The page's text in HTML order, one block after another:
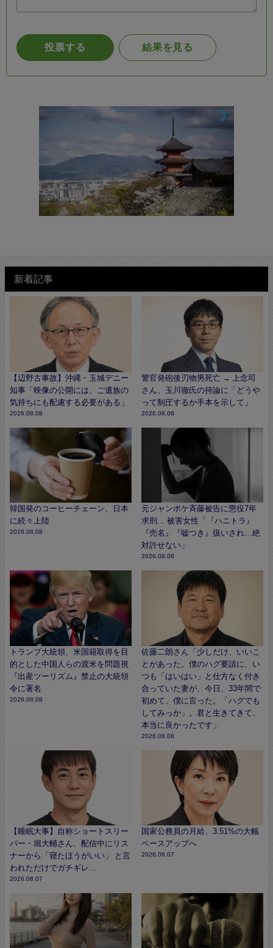
新着記事
【辺野古事故】沖縄・玉城デニー
知事「映像の公開には、ご遺族の
気持ちにも配慮する必要がある」
2026.08.08
警官発砲後刃物男死亡 → 上念司
さん、玉川徹氏の持論に「どうや
って制圧するか手本を示して」
2026.08.08
韓国発のコーヒーチェーン、日本
に続々上陸
2026.08.08
元ジャンポケ斉藤被告に懲役7年
求刑… 被害女性「『ハニトラ』
『売名』『嘘つき』扱いされ…絶
対許せない」
2026.08.08
トランプ大統領、米国籍取得を目
的とした中国人らの渡米を問題視
『出産ツーリズム』禁止の大統領
令に署名
2026.08.08
佐藤二朗さん「少しだけ、いいこ
とがあった。僕のハグ要請に、い
つも「はいはい」と仕方なく付き
合っていた妻が、今日、33年間で
初めて、僕に言った。「ハグでも
してみっか」。君と生きてきて、
本当に良かったです」
2026.08.08
【睡眠大事】自称ショートスリー
パー・堀大輔さん、配信中にリス
ナーから「寝たほうがいい」 と言
われただけでガチギレ…
2026.08.07
国家公務員の月給、3.51%の大幅
ベースアップへ
2026.08.07